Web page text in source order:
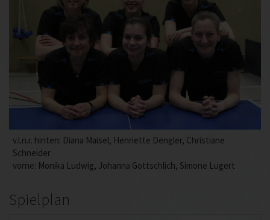
v.l.n.r. hinten: Diana Maisel, Henriette Dengler, Christiane
Schneider
vorne: Monika Ludwig, Johanna Gottschlich, Simone Lugert
Spielplan